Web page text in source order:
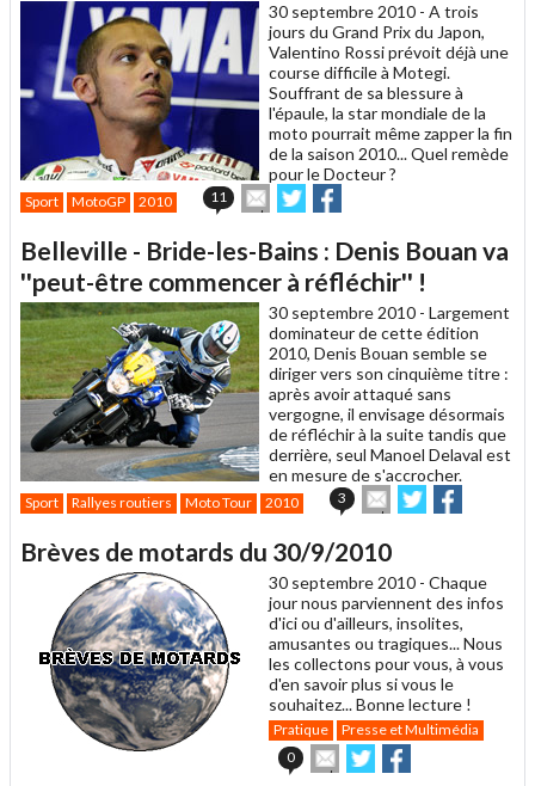
30 septembre 2010 - A trois
jours du Grand Prix du Japon,
Valentino Rossi prévoit déjà une
course difficile à Motegi.
Souffrant de sa blessure à
l'épaule, la star mondiale de la
moto pourrait même zapper la fin
de la saison 2010... Quel remède
pour le Docteur ?
Sport MotoGP 2010 11
Envoyer
cet
à
un
ami
Partager
sur sur
Belleville - Bride-les-Bains : Denis Bouan va
''peut-être commencer à réfléchir'' !
30 septembre 2010 - Largement
dominateur de cette édition
2010, Denis Bouan semble se
diriger vers son cinquième titre :
après avoir attaqué sans
vergogne, il envisage désormais
de réfléchir à la suite tandis que
derrière, seul Manoel Delaval est
en mesure de s'accrocher.
Sport Rallyes routiers Moto Tour 2010 3
Envoyer
cet
à
un
ami
Partager
sur sur
Brèves de motards du 30/9/2010
30 septembre 2010 - Chaque
jour nous parviennent des infos
d'ici ou d'ailleurs, insolites,
amusantes ou tragiques... Nous
les collectons pour vous, à vous
d'en savoir plus si vous le
souhaitez... Bonne lecture !
Pratique
Presse et Multimédia
0
Envoyer
cet
Partager
sur sur